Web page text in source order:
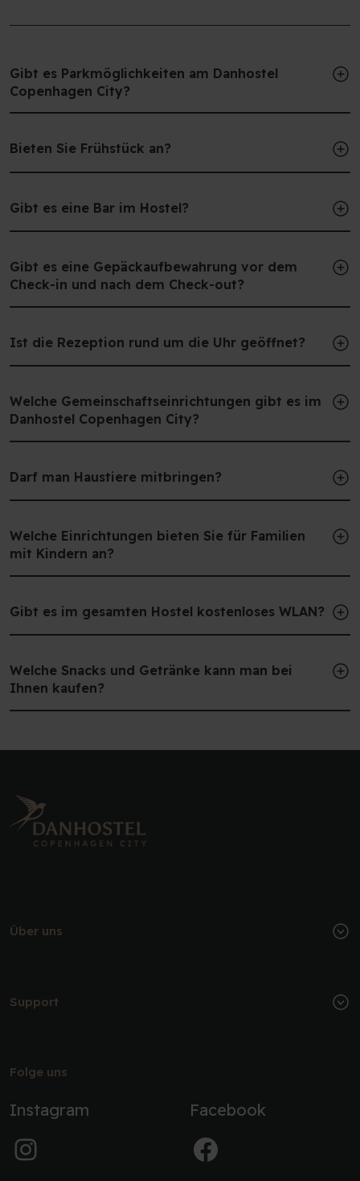
Gibt es Parkmöglichkeiten am Danhostel
Copenhagen City?
Bieten Sie Frühstück an?
Gibt es eine Bar im Hostel?
Gibt es eine Gepäckaufbewahrung vor dem
Check-in und nach dem Check-out?
Ist die Rezeption rund um die Uhr geöffnet?
Welche Gemeinschaftseinrichtungen gibt es im
Danhostel Copenhagen City?
Darf man Haustiere mitbringen?
Welche Einrichtungen bieten Sie für Familien
mit Kindern an?
Gibt es im gesamten Hostel kostenloses WLAN?
Welche Snacks und Getränke kann man bei
Ihnen kaufen?
Über uns
Support
Folge uns
Instagram Facebook